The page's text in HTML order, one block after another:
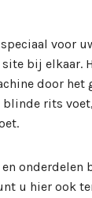
voor
site bij elkaar.
door het
blinde rits
onderdelen
u hier ook